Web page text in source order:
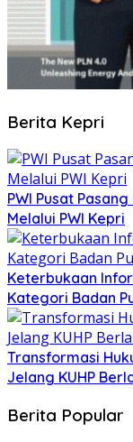
Berita Kepri
PWI Pusat
Melalui PWI Kepri
Keterbukaan
Kategori Badan
Transformasi
Jelang KUHP
Berita Popular